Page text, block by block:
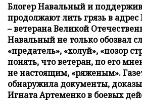
Блогер Навальный и
продолжают лить грязь в
– ветерана Великой
Навальный не только обозвал
«предатель», «холуй», «позор
понять, что ветеран, по его
не настоящим, «ряженым».
обнаружила документы,
Игната Артеменко в боевых